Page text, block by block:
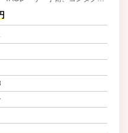
ズの取り扱いを主におこなって
ます。